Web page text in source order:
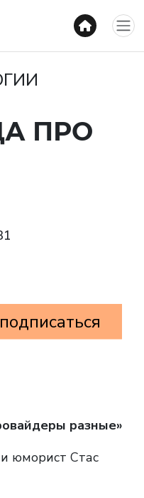
ПРО
подписаться
разные»
юморист Стас